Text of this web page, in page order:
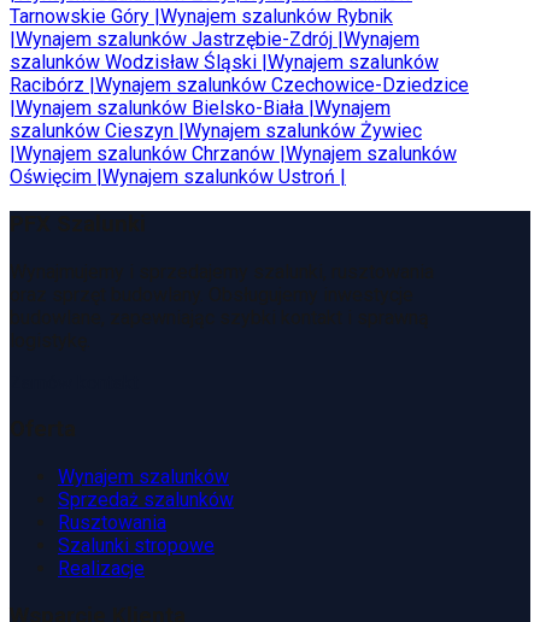
Tarnowskie Góry Wynajem szalunków Rybnik
Wynajem szalunków Jastrzębie-Zdrój Wynajem
szalunków Wodzisław Śląski Wynajem szalunków
Racibórz Wynajem szalunków Czechowice-Dziedzice
Wynajem szalunków Bielsko-Biała Wynajem
szalunków Cieszyn Wynajem szalunków Żywiec
Wynajem szalunków Chrzanów Wynajem szalunków
Oświęcim Wynajem szalunków Ustroń
Wynajem szalunków
Sprzedaż szalunków
Rusztowania
Szalunki stropowe
Realizacje